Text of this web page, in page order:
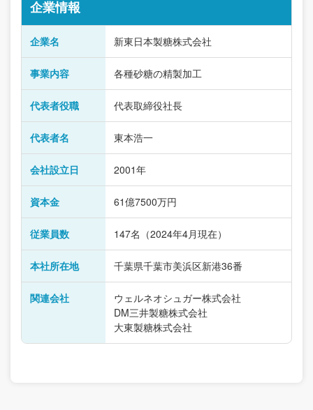
企業情報
企業名 新東日本製糖株式会社
事業内容 各種砂糖の精製加工
代表者役職 代表取締役社長
代表者名 東本浩一
会社設立日 2001年
資本金 61億7500万円
従業員数 147名（2024年4月現在）
本社所在地 千葉県千葉市美浜区新港36番
関連会社
ウェルネオシュガー株式会社
DM三井製糖株式会社
大東製糖株式会社